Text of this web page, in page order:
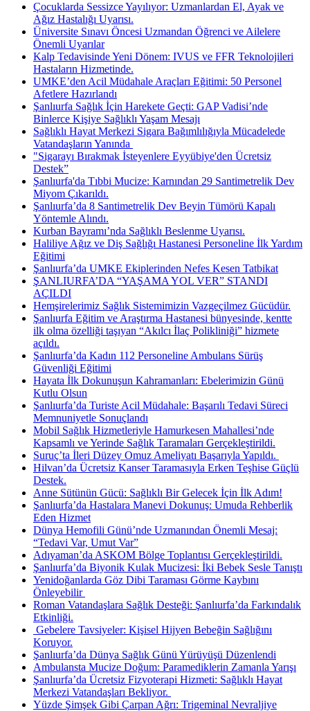
Çocuklarda Sessizce Yayılıyor: Uzmanlardan El, Ayak ve
Ağız Hastalığı Uyarısı.
Üniversite Sınavı Öncesi Uzmandan Öğrenci ve Ailelere
Önemli Uyarılar
Kalp Tedavisinde Yeni Dönem: IVUS ve FFR Teknolojileri
Hastaların Hizmetinde.
UMKE’den Acil Müdahale Araçları Eğitimi: 50 Personel
Afetlere Hazırlandı
Şanlıurfa Sağlık İçin Harekete Geçti: GAP Vadisi’nde
Binlerce Kişiye Sağlıklı Yaşam Mesajı
Sağlıklı Hayat Merkezi Sigara Bağımlılığıyla Mücadelede
Vatandaşların Yanında ​
"Sigarayı Bırakmak İsteyenlere Eyyübiye'den Ücretsiz
Destek”
Şanlıurfa'da Tıbbi Mucize: Karnından 29 Santimetrelik Dev
Miyom Çıkarıldı.
Şanlıurfa’da 8 Santimetrelik Dev Beyin Tümörü Kapalı
Yöntemle Alındı.
Kurban Bayramı’nda Sağlıklı Beslenme Uyarısı.
Haliliye Ağız ve Diş Sağlığı Hastanesi Personeline İlk Yardım
Eğitimi
Şanlıurfa’da UMKE Ekiplerinden Nefes Kesen Tatbikat
ŞANLIURFA’DA “YAŞAMA YOL VER” STANDI
AÇILDI
Hemşirelerimiz Sağlık Sistemimizin Vazgeçilmez Gücüdür.
Şanlıurfa Eğitim ve Araştırma Hastanesi bünyesinde, kentte
ilk olma özelliği taşıyan “Akılcı İlaç Polikliniği” hizmete
açıldı.
Şanlıurfa’da Kadın 112 Personeline Ambulans Sürüş
Güvenliği Eğitimi
Hayata İlk Dokunuşun Kahramanları: Ebelerimizin Günü
Kutlu Olsun
Şanlıurfa’da Turiste Acil Müdahale: Başarılı Tedavi Süreci
Memnuniyetle Sonuçlandı
Mobil Sağlık Hizmetleriyle Hamurkesen Mahallesi’nde
Kapsamlı ve Yerinde Sağlık Taramaları Gerçekleştirildi.
Suruç’ta İleri Düzey Omuz Ameliyatı Başarıyla Yapıldı. ​
Hilvan’da Ücretsiz Kanser Taramasıyla Erken Teşhise Güçlü
Destek.
Anne Sütünün Gücü: Sağlıklı Bir Gelecek İçin İlk Adım!
Şanlıurfa’da Hastalara Manevi Dokunuş: Umuda Rehberlik
Eden Hizmet
Dünya Hemofili Günü’nde Uzmanından Önemli Mesaj:
“Tedavi Var, Umut Var”
Adıyaman’da ASKOM Bölge Toplantısı Gerçekleştirildi.
Şanlıurfa’da Biyonik Kulak Mucizesi: İki Bebek Sesle Tanıştı
Yenidoğanlarda Göz Dibi Taraması Görme Kaybını
Önleyebilir ​
Roman Vatandaşlara Sağlık Desteği: Şanlıurfa’da Farkındalık
Etkinliği.
​ Gebelere Tavsiyeler: Kişisel Hijyen Bebeğin Sağlığını
Koruyor.
Şanlıurfa’da Dünya Sağlık Günü Yürüyüşü Düzenlendi
Ambulansta Mucize Doğum: Paramediklerin Zamanla Yarışı
Şanlıurfa’da Ücretsiz Fizyoterapi Hizmeti: Sağlıklı Hayat
Merkezi Vatandaşları Bekliyor. ​
Yüzde Şimşek Gibi Çarpan Ağrı: Trigeminal Nevraljiye